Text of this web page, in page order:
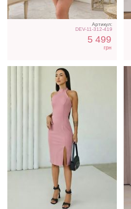
Артикул:
DEV-11-312-419
5 499
грн